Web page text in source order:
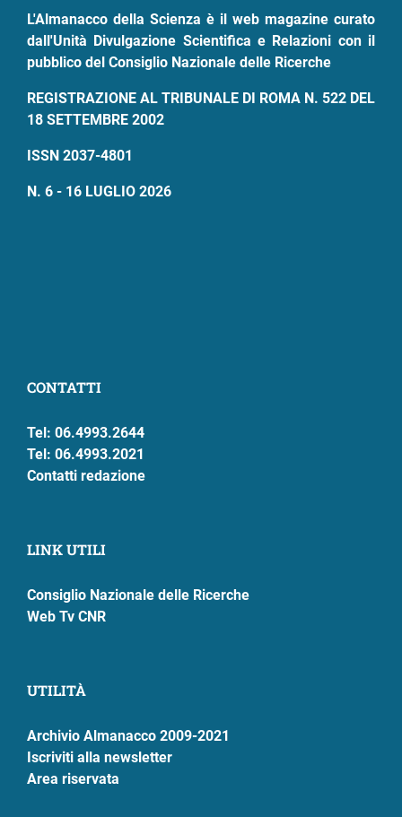
L'Almanacco della Scienza è il web magazine curato
dall'Unità Divulgazione Scientifica e Relazioni con il
pubblico del Consiglio Nazionale delle Ricerche
REGISTRAZIONE AL TRIBUNALE DI ROMA N. 522 DEL
18 SETTEMBRE 2002
ISSN 2037-4801
N. 6 - 16 LUGLIO 2026
CONTATTI
Tel: 06.4993.2644
Tel: 06.4993.2021
Contatti redazione
LINK UTILI
Consiglio Nazionale delle Ricerche
Web Tv CNR
UTILITÀ
Archivio Almanacco 2009-2021
Iscriviti alla newsletter
Area riservata